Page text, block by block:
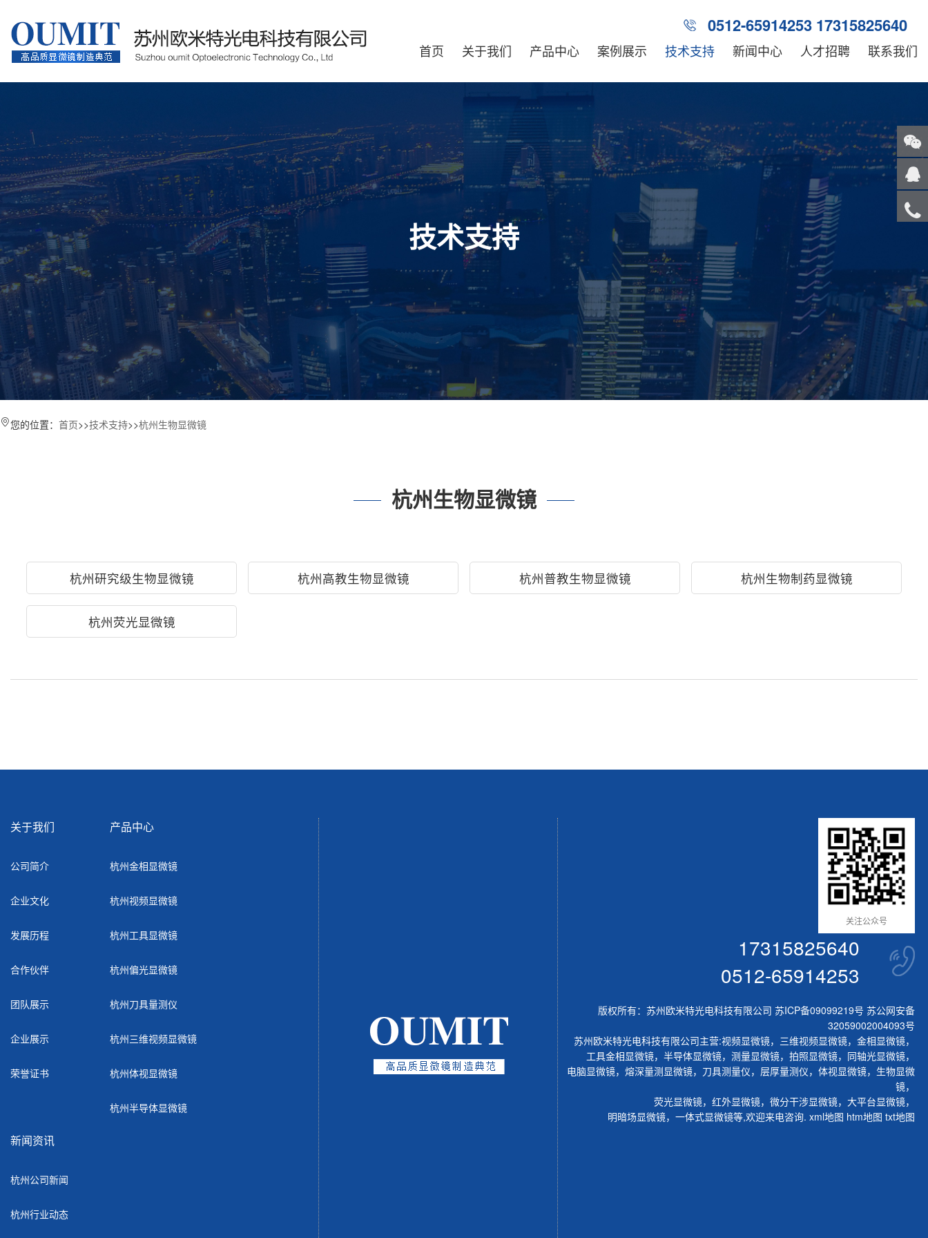
0512-65914253 17315825640
首页 关于我们 产品中心 案例展示 技术支持 新闻中心 人才招聘 联系我们
技术支持
您的位置： 首页>>技术支持>>杭州生物显微镜
杭州生物显微镜
杭州研究级生物显微镜 杭州高教生物显微镜 杭州普教生物显微镜 杭州生物制药显微镜
杭州荧光显微镜
关于我们
公司简介
企业文化
发展历程
合作伙伴
团队展示
企业展示
荣誉证书
产品中心
杭州金相显微镜
杭州视频显微镜
杭州工具显微镜
杭州偏光显微镜
杭州刀具量测仪
杭州三维视频显微镜
杭州体视显微镜
杭州半导体显微镜
新闻资讯
杭州公司新闻
杭州行业动态
关注公众号
17315825640
0512-65914253
版权所有：苏州欧米特光电科技有限公司 苏ICP备09099219号 苏公网安备
32059002004093号
苏州欧米特光电科技有限公司主营:视频显微镜， 三维视频显微镜， 金相显微镜，
工具金相显微镜， 半导体显微镜， 测量显微镜， 拍照显微镜， 同轴光显微镜，
电脑显微镜， 熔深量测显微镜， 刀具测量仪， 层厚量测仪， 体视显微镜， 生物显微
镜，
荧光显微镜， 红外显微镜， 微分干涉显微镜， 大平台显微镜，
明暗场显微镜， 一体式显微镜等,欢迎来电咨询. xml地图 htm地图 txt地图
关注
微信
客服
顶部